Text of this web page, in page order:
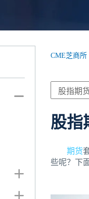
CME芝商所
股指
期货
些呢？下